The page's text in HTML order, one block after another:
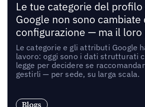
Le tue categorie del
Google non sono cambiate
configurazione — ma il loro
Le categorie e gli attributi Google
lavoro: oggi sono i dati strutturati
legge per decidere se
gestirli — per sede, su larga scala.
Blogs